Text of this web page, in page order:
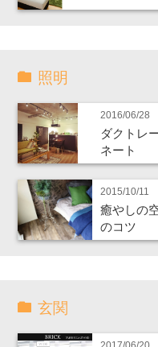
照明
2016/06/28
ダクトレ
ネート
2015/10/11
癒やしの
のコツ
玄関